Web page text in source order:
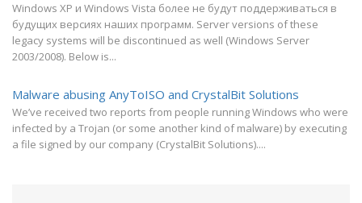
Windows XP и Windows Vista более не будут поддерживаться в
будущих версиях наших программ. Server versions of these
legacy systems will be discontinued as well (Windows Server
2003/2008). Below is...
Malware abusing AnyToISO and CrystalBit Solutions
We’ve received two reports from people running Windows who were
infected by a Trojan (or some another kind of malware) by executing
a file signed by our company (CrystalBit Solutions)....